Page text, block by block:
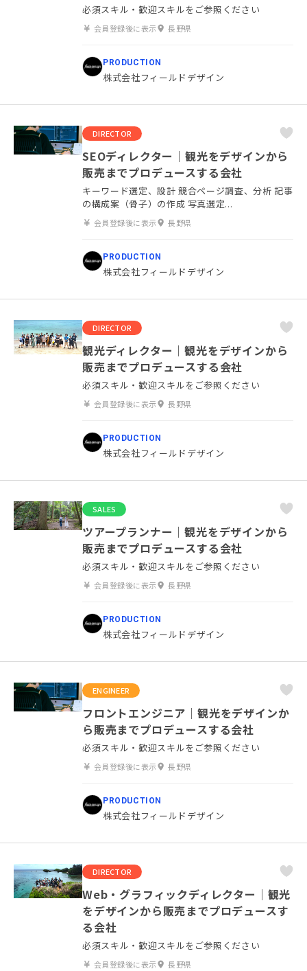
必須スキル・歓迎スキルをご参照ください
会員登録後に表示 長野県
PRODUCTION
株式会社フィールドデザイン
DIRECTOR
SEOディレクター｜観光をデザインから
販売までプロデュースする会社
キーワード選定、設計 競合ページ調査、分析 記事
の構成案（骨子）の作成 写真選定...
会員登録後に表示 長野県
PRODUCTION
株式会社フィールドデザイン
DIRECTOR
観光ディレクター｜観光をデザインから
販売までプロデュースする会社
必須スキル・歓迎スキルをご参照ください
会員登録後に表示 長野県
PRODUCTION
株式会社フィールドデザイン
SALES
ツアープランナー｜観光をデザインから
販売までプロデュースする会社
必須スキル・歓迎スキルをご参照ください
会員登録後に表示 長野県
PRODUCTION
株式会社フィールドデザイン
ENGINEER
フロントエンジニア｜観光をデザインか
ら販売までプロデュースする会社
必須スキル・歓迎スキルをご参照ください
会員登録後に表示 長野県
PRODUCTION
株式会社フィールドデザイン
DIRECTOR
Web・グラフィックディレクター｜観光
をデザインから販売までプロデュースす
る会社
必須スキル・歓迎スキルをご参照ください
会員登録後に表示 長野県